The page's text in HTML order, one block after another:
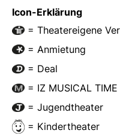
Icon-Erklärung
= Theatereigene
= Anmietung
= Deal
= IZ MUSICAL TIME
= Jugendtheater
= Kindertheater